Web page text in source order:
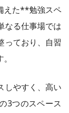
えた**勉強スペ
なる仕事場では
っており、自習
しやすく、高い
3つのスペース